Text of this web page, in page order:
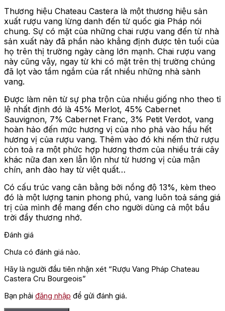
Thương hiệu Chateau Castera là một thương hiệu sản
xuất rượu vang lừng danh đến từ quốc gia Pháp nói
chung. Sự có mặt của những chai rượu vang đến từ nhà
sản xuất này đã phần nào khẳng định được tên tuổi của
họ trên thị trường ngày càng lớn mạnh. Chai rượu vang
này cũng vậy, ngay từ khi có mặt trên thị trường chúng
đã lọt vào tầm ngắm của rất nhiều những nhà sành
vang.
Được làm nên từ sự pha trộn của nhiều giống nho theo tỉ
lệ nhất định đó là 45% Merlot, 45% Cabernet
Sauvignon, 7% Cabernet Franc, 3% Petit Verdot, vang
hoàn hảo đến mức hương vị của nho phả vào hầu hết
hương vị của rượu vang. Thêm vào đó khi nếm thử rượu
còn toả ra một phức hợp hương thơm của nhiều trái cây
khác nữa đan xen lẫn lộn như từ hương vị của mận
chín, anh đào hay từ việt quất…
Có cấu trúc vang cân bằng bởi nồng độ 13%, kèm theo
đó là một lượng tanin phong phú, vang luôn toả sáng giá
trị của mình để mang đến cho người dùng cả một bầu
trời đầy thương nhớ.
Đánh giá
Chưa có đánh giá nào.
Hãy là người đầu tiên nhận xét “Rượu Vang Pháp Chateau
Castera Cru Bourgeois”
Bạn phải đăng nhập để gửi đánh giá.